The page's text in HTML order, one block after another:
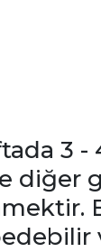
3
diğer